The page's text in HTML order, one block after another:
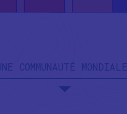
COMMUNAUTÉ MONDIALE